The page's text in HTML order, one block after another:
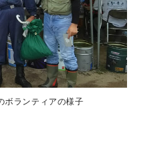
ボランティアの様子